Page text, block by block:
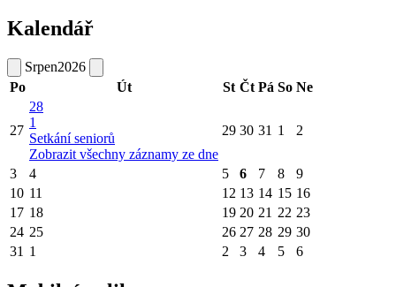
Kalendář
Srpen2026
Po
Út St Čt Pá So Ne
27
28
1
Setkání seniorů
Zobrazit všechny záznamy ze dne
29 30 31 1 2
3 4 5 6 7 8
9
10 11 12 13 14 15 16
17 18 19 20 21 22 23
24 25 26 27 28 29 30
31 1 2 3 4 5 6